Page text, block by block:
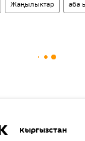
Жаңылыктар аба
Кыргызстан